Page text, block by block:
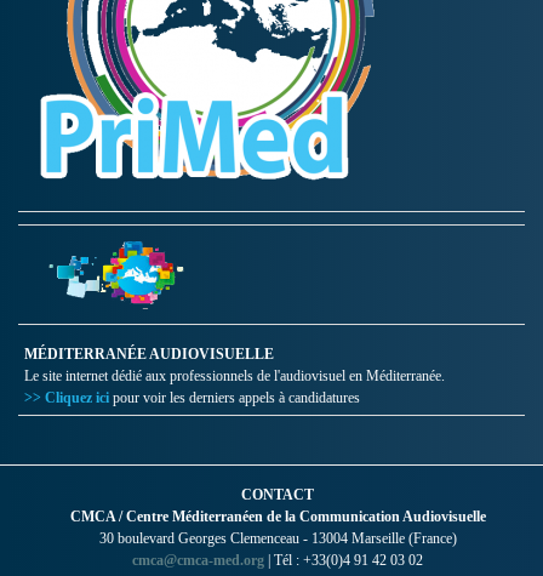
MÉDITERRANÉE AUDIOVISUELLE
Le site internet dédié aux professionnels de l'audiovisuel en Méditerranée.
>> Cliquez ici pour voir les derniers appels à candidatures
CONTACT
CMCA / Centre Méditerranéen de la Communication Audiovisuelle
30 boulevard Georges Clemenceau - 13004 Marseille (France)
cmca@cmca-med.org | Tél : +33(0)4 91 42 03 02